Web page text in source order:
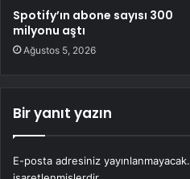
Spotify’ın abone sayısı 300
milyonu aştı
Ağustos 5, 2026
Bir yanıt yazın
E-posta adresiniz yayınlanmayacak.